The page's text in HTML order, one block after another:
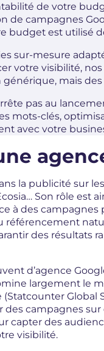
de votre
de campagnes
budget est utilisé
sur-mesure
votre visibilité,
mais
pas au
mots-clés,
avec votre
la publicité sur
Son rôle est
à des campagnes
référencement
des résultats
d’agence
largement le
Global
des campagnes sur
capter des
visibilité.